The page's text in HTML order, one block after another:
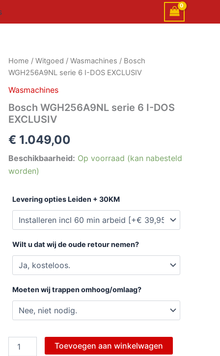
Home / Witgoed / Wasmachines / Bosch
WGH256A9NL serie 6 I-DOS EXCLUSIV
Wasmachines
Bosch WGH256A9NL serie 6 I-DOS
EXCLUSIV
€ 1.049,00
Beschikbaarheid: Op voorraad (kan nabesteld
worden)
Levering opties Leiden + 30KM
Wilt u dat wij de oude retour nemen?
Moeten wij trappen omhoog/omlaag?
Bosch
WGH256A9NL
6
DOS
EXCLUSIV
Toevoegen aan winkelwagen